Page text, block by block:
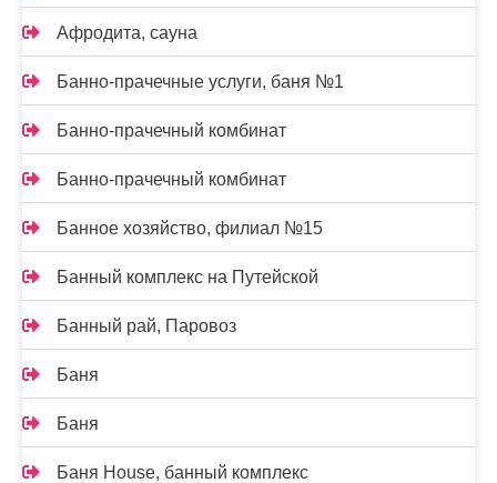
Афродита, сауна
Банно-прачечные услуги, баня №1
Банно-прачечный комбинат
Банно-прачечный комбинат
Банное хозяйство, филиал №15
Банный комплекс на Путейской
Банный рай, Паровоз
Баня
Баня
Баня House, банный комплекс